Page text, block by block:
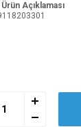
Ürün Açıklaması